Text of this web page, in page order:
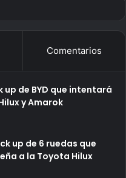
Comentarios
up de BYD que intentará
y Amarok
up de 6 ruedas que
a la Toyota Hilux